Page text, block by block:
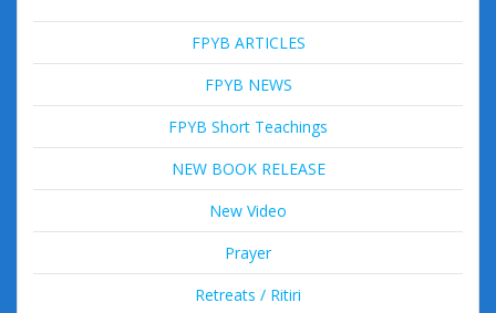
FPYB ARTICLES
FPYB NEWS
FPYB Short Teachings
NEW BOOK RELEASE
New Video
Prayer
Retreats / Ritiri